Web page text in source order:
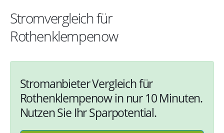
Stromvergleich für
Rothenklempenow
Stromanbieter Vergleich für
Rothenklempenow in nur 10 Minuten.
Nutzen Sie Ihr Sparpotential.